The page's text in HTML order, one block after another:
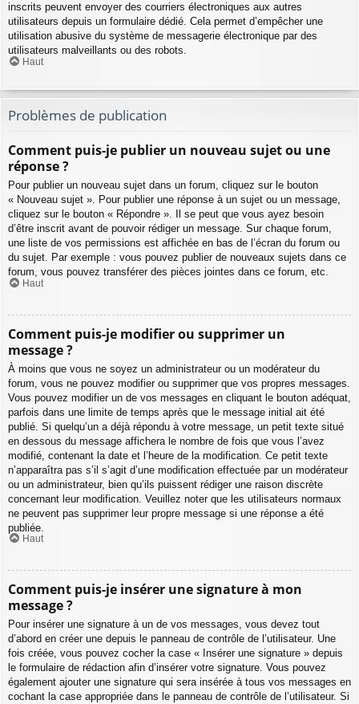
inscrits peuvent envoyer des courriers électroniques aux autres
utilisateurs depuis un formulaire dédié. Cela permet d’empêcher une
utilisation abusive du système de messagerie électronique par des
utilisateurs malveillants ou des robots.
Haut
Problèmes de publication
Comment puis-je publier un nouveau sujet ou une
réponse ?
Pour publier un nouveau sujet dans un forum, cliquez sur le bouton
« Nouveau sujet ». Pour publier une réponse à un sujet ou un message,
cliquez sur le bouton « Répondre ». Il se peut que vous ayez besoin
d’être inscrit avant de pouvoir rédiger un message. Sur chaque forum,
une liste de vos permissions est affichée en bas de l’écran du forum ou
du sujet. Par exemple : vous pouvez publier de nouveaux sujets dans ce
forum, vous pouvez transférer des pièces jointes dans ce forum, etc.
Haut
Comment puis-je modifier ou supprimer un
message ?
À moins que vous ne soyez un administrateur ou un modérateur du
forum, vous ne pouvez modifier ou supprimer que vos propres messages.
Vous pouvez modifier un de vos messages en cliquant le bouton adéquat,
parfois dans une limite de temps après que le message initial ait été
publié. Si quelqu’un a déjà répondu à votre message, un petit texte situé
en dessous du message affichera le nombre de fois que vous l’avez
modifié, contenant la date et l’heure de la modification. Ce petit texte
n’apparaîtra pas s’il s’agit d’une modification effectuée par un modérateur
ou un administrateur, bien qu’ils puissent rédiger une raison discrète
concernant leur modification. Veuillez noter que les utilisateurs normaux
ne peuvent pas supprimer leur propre message si une réponse a été
publiée.
Haut
Comment puis-je insérer une signature à mon
message ?
Pour insérer une signature à un de vos messages, vous devez tout
d’abord en créer une depuis le panneau de contrôle de l’utilisateur. Une
fois créée, vous pouvez cocher la case « Insérer une signature » depuis
le formulaire de rédaction afin d’insérer votre signature. Vous pouvez
également ajouter une signature qui sera insérée à tous vos messages en
cochant la case appropriée dans le panneau de contrôle de l’utilisateur. Si